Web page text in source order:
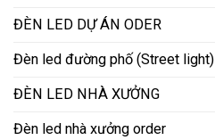
ĐÈN LED DỰ ÁN ODER
Đèn led đường phố (Street light)
ĐÈN LED NHÀ XƯỞNG
Đèn led nhà xưởng order